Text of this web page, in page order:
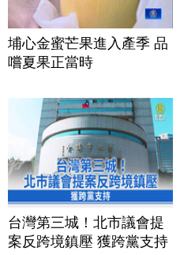
埔心金蜜芒果進入產季 品
嚐夏果正當時
台灣第三城！北市議會提
案反跨境鎮壓 獲跨黨支持